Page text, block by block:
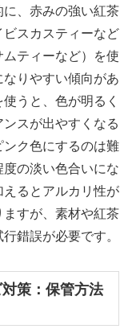
、赤みの強い紅茶
ビスカスティーなど
ティーなど）を使
りやすい傾向があ
うと、色が明るく
スが出やすくなる
ク色にするのは難
の淡い色合いにな
るとアルカリ性が
すが、素材や紅茶
錯誤が必要です。
策：保管方法